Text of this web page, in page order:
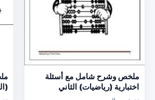
ملخص وشرح شامل مع أسئلة
اختبارية (رياضيات) الثاني